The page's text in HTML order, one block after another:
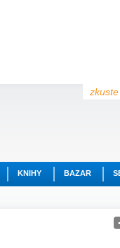
KNIHY BAZAR